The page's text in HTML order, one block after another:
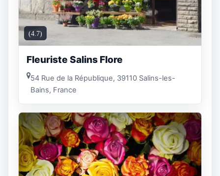
(4.7)
Fleuriste Salins Flore
54 Rue de la République, 39110 Salins-les-
Bains, France